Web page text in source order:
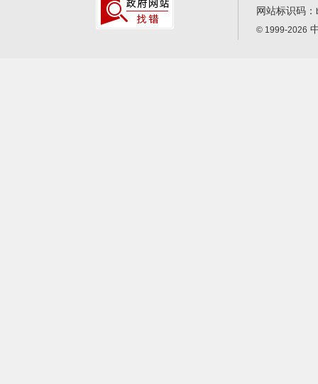
网站标识码：
© 1999-2026